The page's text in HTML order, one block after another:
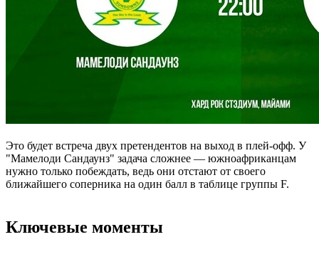
Это будет встреча двух претендентов на выход в плей-офф. У
"Мамелоди Сандаунз" задача сложнее — южноафриканцам
нужно только побеждать, ведь они отстают от своего
ближайшего соперника на один балл в таблице группы F.
Ключевые моменты